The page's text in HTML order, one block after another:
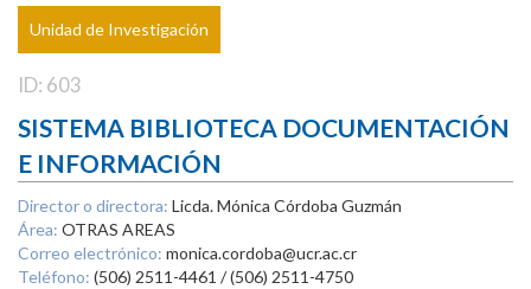
Unidad de Investigación
ID: 603
SISTEMA BIBLIOTECA DOCUMENTACIÓN
E INFORMACIÓN
Director o directora: Licda. Mónica Córdoba Guzmán
Área: OTRAS AREAS
Correo electrónico: monica.cordoba@ucr.ac.cr
Teléfono: (506) 2511-4461 / (506) 2511-4750